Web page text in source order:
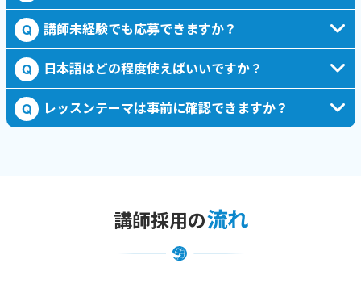
Q 講師未経験でも応募できますか？
Q 日本語はどの程度使えばいいですか？
Q レッスンテーマは事前に確認できますか？
講師採用の流れ